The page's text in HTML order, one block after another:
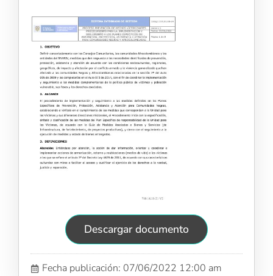
Descargar documento
Fecha publicación: 07/06/2022 12:00 am